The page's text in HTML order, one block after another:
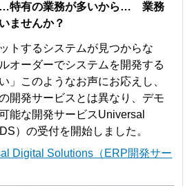
…特有の業務が多いから… 業務
ませんか？
トするシステムが見つからな
オーダーでシステムを開発する
」このようなお声にお応えし、
開発サービスとは異なり、デモ
能な開発サービスUniversal
）の受付を開始しました。
Digital Solutions（ERP開発サー